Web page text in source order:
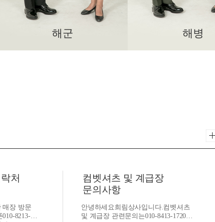
해군 해병
처
매장 방문
8213-
컴벳셔츠 및 계급장
문의사항
안녕하세요희림상사입니다.컴벳셔츠
및 계급장 관련문의는010-8413-1720